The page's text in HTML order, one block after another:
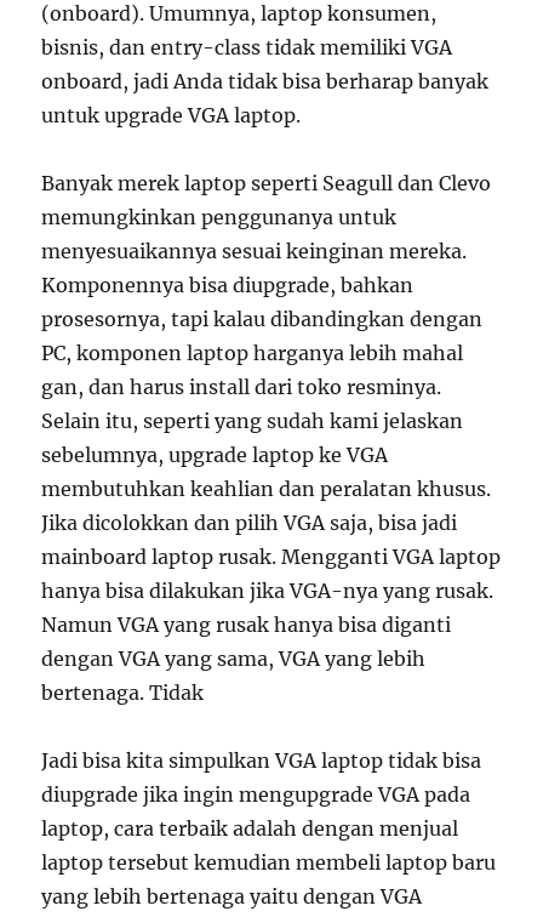
(onboard). Umumnya, laptop konsumen,
bisnis, dan entry-class tidak memiliki VGA
onboard, jadi Anda tidak bisa berharap banyak
untuk upgrade VGA laptop.
Banyak merek laptop seperti Seagull dan Clevo
memungkinkan penggunanya untuk
menyesuaikannya sesuai keinginan mereka.
Komponennya bisa diupgrade, bahkan
prosesornya, tapi kalau dibandingkan dengan
PC, komponen laptop harganya lebih mahal
gan, dan harus install dari toko resminya.
Selain itu, seperti yang sudah kami jelaskan
sebelumnya, upgrade laptop ke VGA
membutuhkan keahlian dan peralatan khusus.
Jika dicolokkan dan pilih VGA saja, bisa jadi
mainboard laptop rusak. Mengganti VGA laptop
hanya bisa dilakukan jika VGA-nya yang rusak.
Namun VGA yang rusak hanya bisa diganti
dengan VGA yang sama, VGA yang lebih
bertenaga. Tidak
Jadi bisa kita simpulkan VGA laptop tidak bisa
diupgrade jika ingin mengupgrade VGA pada
laptop, cara terbaik adalah dengan menjual
laptop tersebut kemudian membeli laptop baru
yang lebih bertenaga yaitu dengan VGA